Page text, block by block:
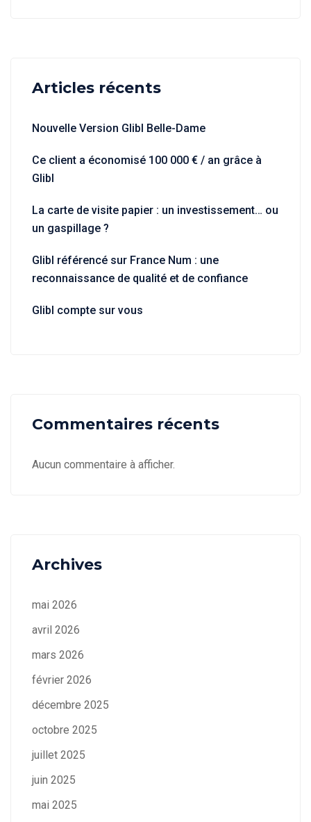
Articles récents
Nouvelle Version Glibl Belle-Dame
Ce client a économisé 100 000 € / an grâce à
Glibl
La carte de visite papier : un investissement… ou
un gaspillage ?
Glibl référencé sur France Num : une
reconnaissance de qualité et de confiance
Glibl compte sur vous
Commentaires récents
Aucun commentaire à afficher.
Archives
mai 2026
avril 2026
mars 2026
février 2026
décembre 2025
octobre 2025
juillet 2025
juin 2025
mai 2025